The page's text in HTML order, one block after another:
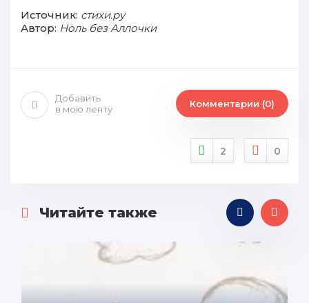
Источник: стихи.ру
Автор: Ноль без Аллочки
Добавить
в мою ленту
Комментарии (0)
2 0
Читайте также